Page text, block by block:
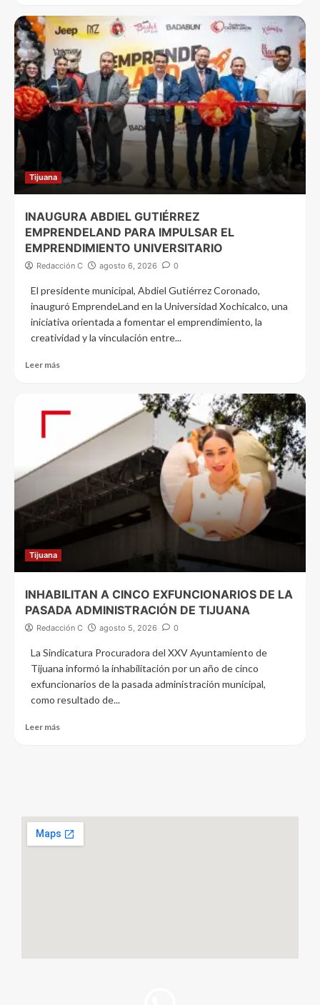
Tijuana
INAUGURA ABDIEL GUTIÉRREZ
EMPRENDELAND PARA IMPULSAR EL
EMPRENDIMIENTO UNIVERSITARIO
Redacción C agosto 6, 2026 0
El presidente municipal, Abdiel Gutiérrez Coronado,
inauguró EmprendeLand en la Universidad Xochicalco, una
iniciativa orientada a fomentar el emprendimiento, la
creatividad y la vinculación entre...
Leer más
Tijuana
INHABILITAN A CINCO EXFUNCIONARIOS DE LA
PASADA ADMINISTRACIÓN DE TIJUANA
Redacción C agosto 5, 2026 0
La Sindicatura Procuradora del XXV Ayuntamiento de
Tijuana informó la inhabilitación por un año de cinco
exfuncionarios de la pasada administración municipal,
como resultado de...
Leer más